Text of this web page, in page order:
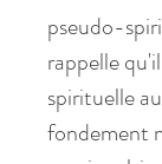
pseudo-
rappelle
spirituelle
fondement